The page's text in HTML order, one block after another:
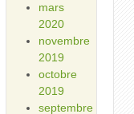
mars
2020
novembre
2019
octobre
2019
septembre